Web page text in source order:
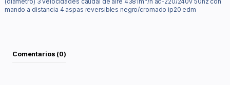
mando a distancia 4 aspas reversibles negro/cromado ip20 edm
Comentarios (0)